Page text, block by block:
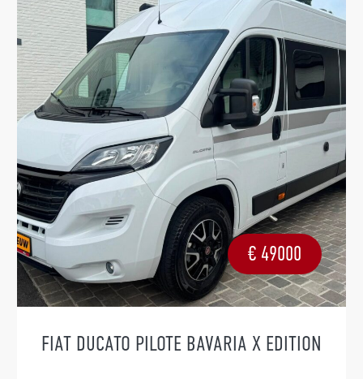
€ 49000
FIAT DUCATO PILOTE BAVARIA X EDITION